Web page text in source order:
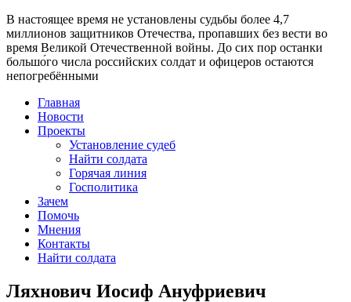
В настоящее время не установлены судьбы более 4,7
миллионов защитников Отечества, пропавших без вести во
время Великой Отечественной войны. До сих пор останки
большо́го числа российских солдат и офицеров остаются
непогребёнными
Главная
Новости
Проекты
Установление судеб
Найти солдата
Горячая линия
Госполитика
Зачем
Помочь
Мнения
Контакты
Найти солдата
Ляхнович Иосиф Ануфриевич